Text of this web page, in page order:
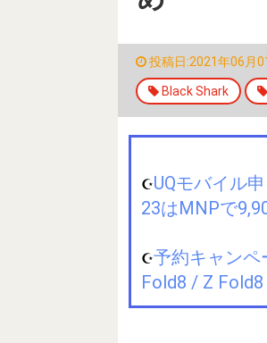
投稿日:2021年06月
Black Shark
☪️UQモバイル
23はMNPで
☪️予約キャンペ
Fold8 / Z